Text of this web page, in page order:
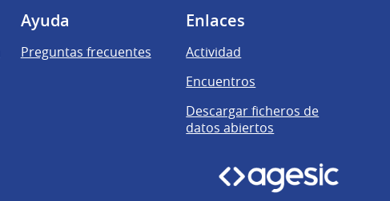
Ayuda
Preguntas frecuentes
Enlaces
Actividad
Encuentros
Descargar ficheros de
datos abiertos